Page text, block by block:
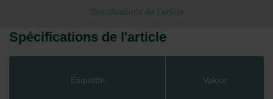
Spécifications de l'article
Spécifications de l'article
Étiquette Valeur